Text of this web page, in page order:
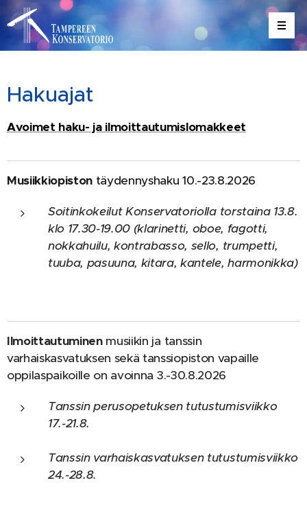
Hakuajat
Avoimet haku- ja ilmoittautumislomakkeet
Musiikkiopiston täydennyshaku 10.-23.8.2026
Soitinkokeilut Konservatoriolla torstaina 13.8.
klo 17.30-19.00 (klarinetti, oboe, fagotti,
nokkahuilu, kontrabasso, sello, trumpetti,
tuuba, pasuuna, kitara, kantele, harmonikka)
Ilmoittautuminenmusiikin ja tanssin
varhaiskasvatuksen sekä tanssiopiston vapaille
oppilaspaikoille on avoinna 3.-30.8.2026
Tanssin perusopetuksen tutustumisviikko
17.-21.8.
Tanssin varhaiskasvatuksen tutustumisviikko
24.-28.8.